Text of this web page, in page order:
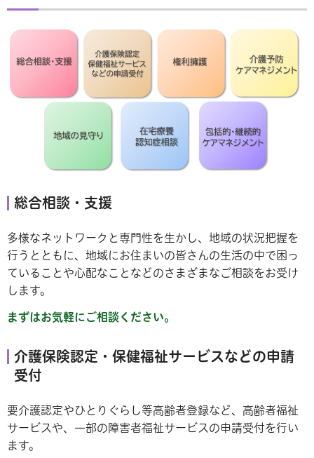
総合相談・支援
多様なネットワークと専門性を生かし、地域の状況把握を
行うとともに、地域にお住まいの皆さんの生活の中で困っ
ていることや心配なことなどのさまざまなご相談をお受け
します。
まずはお気軽にご相談ください。
介護保険認定・保健福祉サービスなどの申請
受付
要介護認定やひとりぐらし等高齢者登録など、高齢者福祉
サービスや、一部の障害者福祉サービスの申請受付を行い
ます。